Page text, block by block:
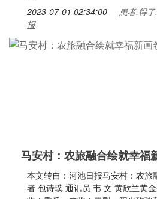
2023-07-01 02:34:00
患者,得
报
马安村：农旅融合绘就幸福
本文转自：河池日报马安村：农
者 包诗璞 通讯员 韦 文 黄欣兰黄